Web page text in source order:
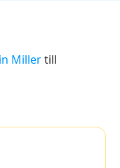
Millertill